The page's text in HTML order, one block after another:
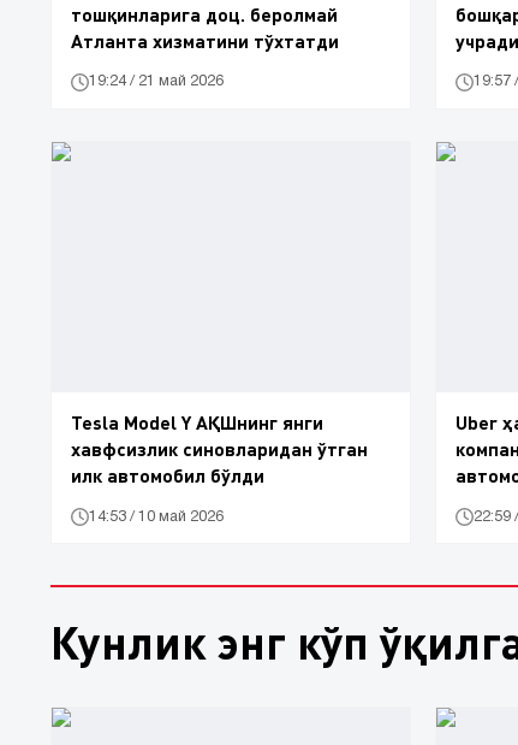
тошқинларига доц. беролмай
Атланта хизматини тўхтатди
19:24 / 21 май 2026
учради
19:57
Tesla Model Y АҚШнинг янги
хавфсизлик синовларидан ўтган
илк автомобил бўлди
14:53 / 10 май 2026
Uber
22:59
Кунлик энг кўп